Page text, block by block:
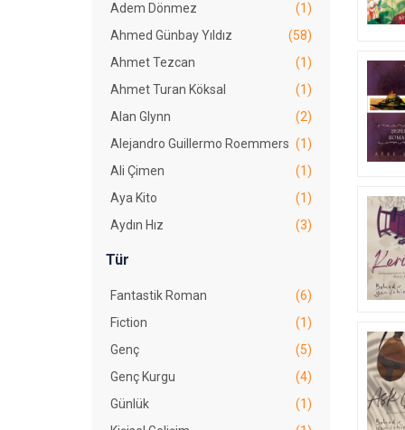
Adem Dönmez
(1)
Ahmed Günbay Yıldız
(58)
Ahmet Tezcan
(1)
Ahmet Turan Köksal
(1)
Alan Glynn
(2)
Alejandro Guillermo Roemmers (1)
Ali Çimen
(1)
Aya Kito
(1)
Aydın Hız
(3)
Ayfer Kafkas
(1)
(1)
Bahadır Yenişehirlioğlu
(13)
Barry Jonsberg
(1)
(4)
Tür
Fantastik Roman
(6)
Fiction
(1)
Genç
(5)
Genç Kurgu
(4)
Günlük
(1)